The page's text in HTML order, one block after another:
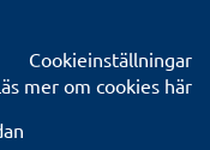
Cookieinställningar
mer om cookies här